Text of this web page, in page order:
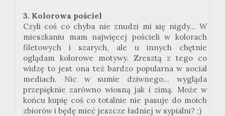
3. Kolorowa pościel
Czyli coś co chyba nie znudzi mi się nigdy... W
mieszkaniu mam najwięcej pościeli w kolorach
filetowych i szarych, ale u innych chętnie
oglądam kolorowe motywy. Zresztą z tego co
widzę to jest ona też bardzo popularna w social
mediach. Nic w sumie dziwnego... wygląda
przepięknie zarówno wiosną jak i zimą. Może w
końcu kupię coś co totalnie nie pasuje do moich
zbiorów i będę mieć jeszcze ładniej w sypialni? ;)